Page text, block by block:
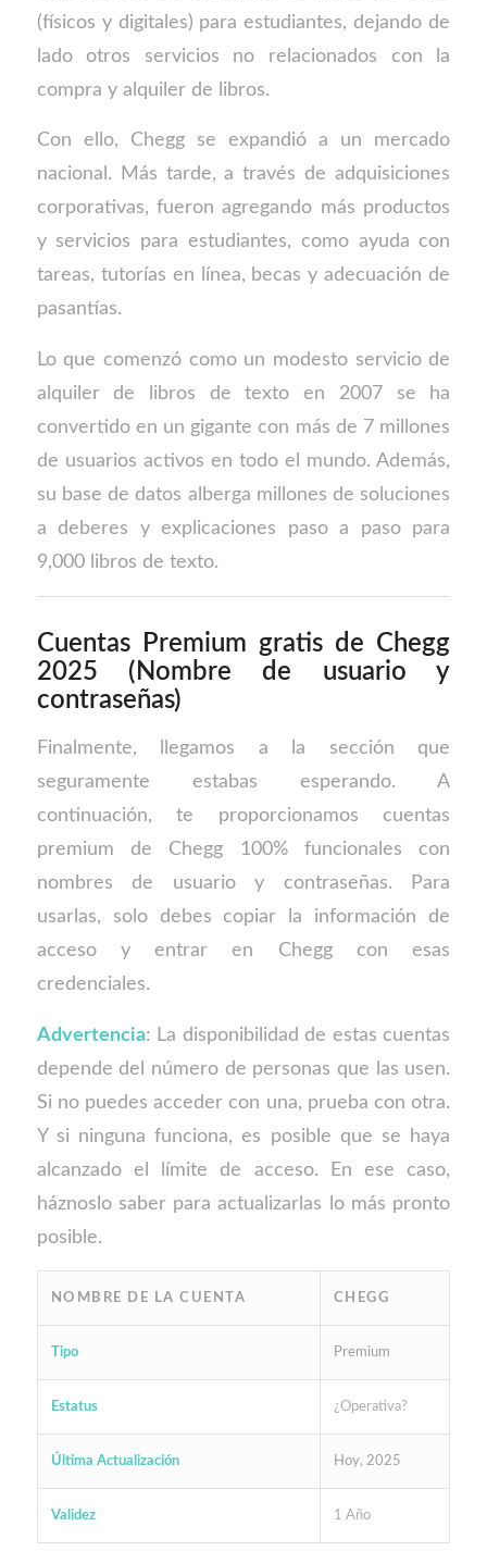
(físicos y digitales) para estudiantes, dejando de
lado otros servicios no relacionados con la
compra y alquiler de libros.
Con ello, Chegg se expandió a un mercado
nacional. Más tarde, a través de adquisiciones
corporativas, fueron agregando más productos
y servicios para estudiantes, como ayuda con
tareas, tutorías en línea, becas y adecuación de
pasantías.
Lo que comenzó como un modesto servicio de
alquiler de libros de texto en 2007 se ha
convertido en un gigante con más de 7 millones
de usuarios activos en todo el mundo. Además,
su base de datos alberga millones de soluciones
a deberes y explicaciones paso a paso para
9,000 libros de texto.
Cuentas Premium gratis de Chegg
2025 (Nombre de usuario y
contraseñas)
Finalmente, llegamos a la sección que
seguramente estabas esperando. A
continuación, te proporcionamos cuentas
premium de Chegg 100% funcionales con
nombres de usuario y contraseñas. Para
usarlas, solo debes copiar la información de
acceso y entrar en Chegg con esas
credenciales.
Advertencia: La disponibilidad de estas cuentas
depende del número de personas que las usen.
Si no puedes acceder con una, prueba con otra.
Y si ninguna funciona, es posible que se haya
alcanzado el límite de acceso. En ese caso,
háznoslo saber para actualizarlas lo más pronto
posible.
NOMBRE DE LA CUENTA CHEGG
Tipo Premium
Estatus ¿Operativa?
Última Actualización Hoy, 2025
Validez 1 Año